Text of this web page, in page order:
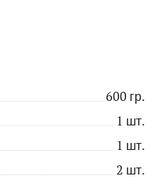
600 гр.
1 шт.
1 шт.
2 шт.